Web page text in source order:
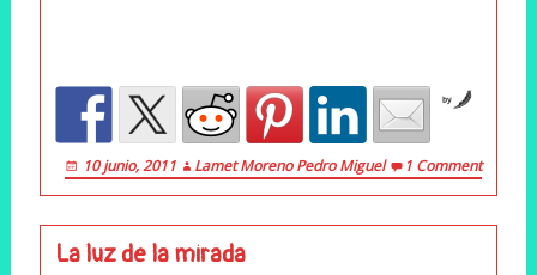
by
10 junio, 2011 Lamet Moreno Pedro Miguel 1 Comment
La luz de la mirada